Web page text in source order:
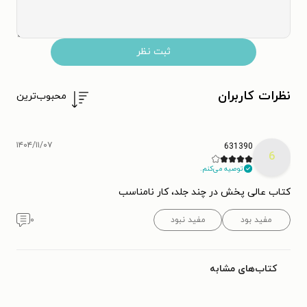
ثبت نظر
نظرات کاربران محبوب‌ترین
6
631390
توصیه می‌کنم.
۱۴۰۴/۱۱/۰۷
کتاب عالی پخش در چند جلد، کار نامناسب
مفید بود مفید نبود ۰
کتاب‌های مشابه